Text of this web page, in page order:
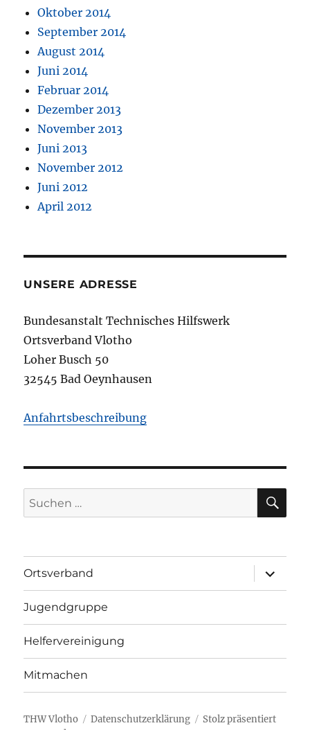
Oktober 2014
September 2014
August 2014
Juni 2014
Februar 2014
Dezember 2013
November 2013
Juni 2013
November 2012
Juni 2012
April 2012
UNSERE ADRESSE
Bundesanstalt Technisches Hilfswerk
Ortsverband Vlotho
Loher Busch 50
32545 Bad Oeynhausen
Anfahrtsbeschreibung
Suchen
nach:
Ortsverband
öffnen
Jugendgruppe
Helfervereinigung
Mitmachen
THW Vlotho Datenschutzerklärung
Stolz präsentiert